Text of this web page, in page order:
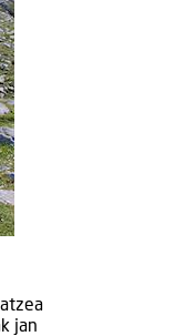
jan